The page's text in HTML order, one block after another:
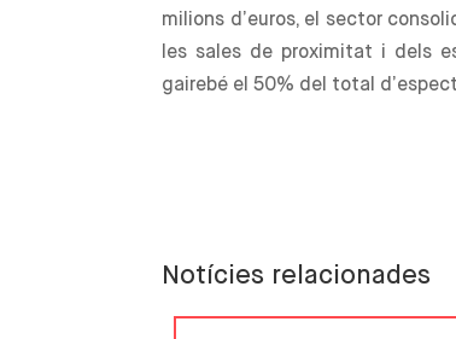
milions d’euros, el sector
les sales de proximitat i dels
gairebé el 50% del total
Notícies relacionades